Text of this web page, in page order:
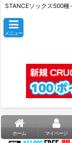
STANCEソックス500種
メニュー
ホーム マイページ